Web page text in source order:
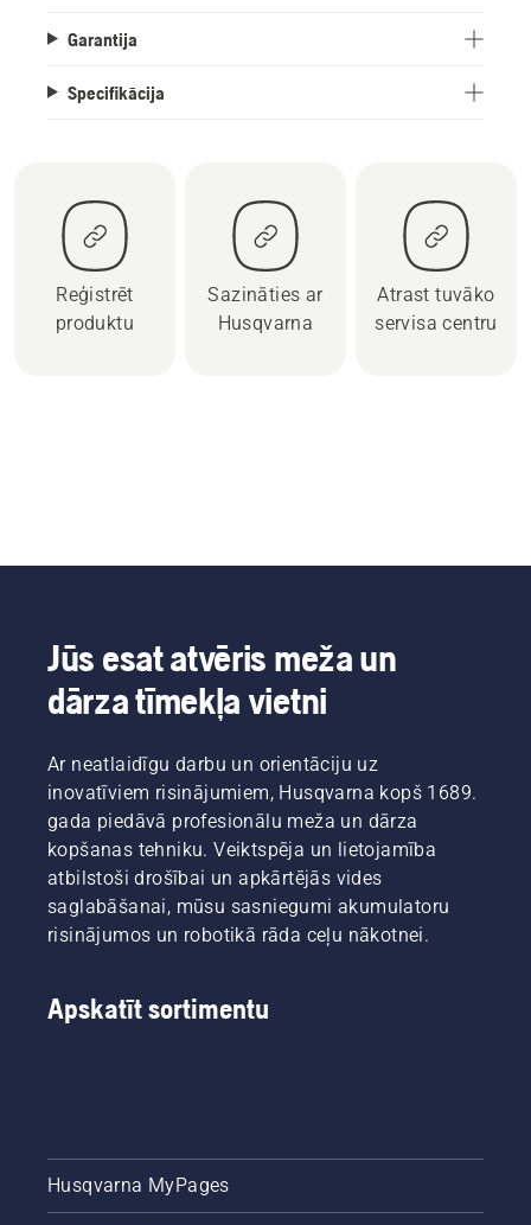
Garantija
Specifikācija
Reģistrēt
produktu
Sazināties ar
Husqvarna
Atrast tuvāko
servisa centru
Jūs esat atvēris meža un
dārza tīmekļa vietni
Ar neatlaidīgu darbu un orientāciju uz
inovatīviem risinājumiem, Husqvarna kopš 1689.
gada piedāvā profesionālu meža un dārza
kopšanas tehniku. Veiktspēja un lietojamība
atbilstoši drošībai un apkārtējās vides
saglabāšanai, mūsu sasniegumi akumulatoru
risinājumos un robotikā rāda ceļu nākotnei.
Apskatīt sortimentu
Husqvarna MyPages